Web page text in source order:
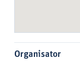
Organisator